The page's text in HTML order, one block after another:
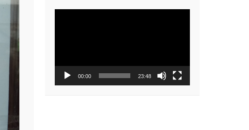
00:00 23:48